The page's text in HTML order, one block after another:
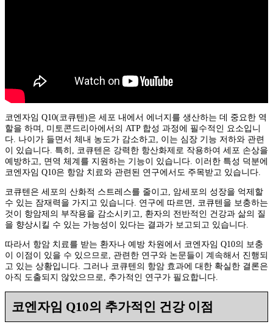
코엔자임 Q10(코큐텐)은 세포 내에서 에너지를 생산하는 데 중요한 역
할을 하며, 미토콘드리아에서의 ATP 합성 과정에 필수적인 요소입니
다. 나이가 들면서 체내 농도가 감소하고, 이는 심장 기능 저하와 관련
이 있습니다. 특히, 코큐텐은 강력한 항산화제로 작용하여 세포 손상을
예방하고, 면역 체계를 지원하는 기능이 있습니다. 이러한 특성 덕분에
코엔자임 Q10은 항암 치료와 관련된 연구에서도 주목받고 있습니다.
코큐텐은 세포의 산화적 스트레스를 줄이고, 암세포의 성장을 억제할
수 있는 잠재력을 가지고 있습니다. 연구에 따르면, 코큐텐을 보충하는
것이 항암제의 부작용을 감소시키고, 환자의 전반적인 건강과 삶의 질
을 향상시킬 수 있는 가능성이 있다는 결과가 보고되고 있습니다.
따라서 항암 치료를 받는 환자나 예방 차원에서 코엔자임 Q10의 보충
이 이점이 있을 수 있으므로, 관련한 연구와 논문들이 계속해서 진행되
고 있는 상황입니다. 그러나 코큐텐의 항암 효과에 대한 확실한 결론은
아직 도출되지 않았으므로, 추가적인 연구가 필요합니다.
코엔자임 Q10의 추가적인 건강 이점